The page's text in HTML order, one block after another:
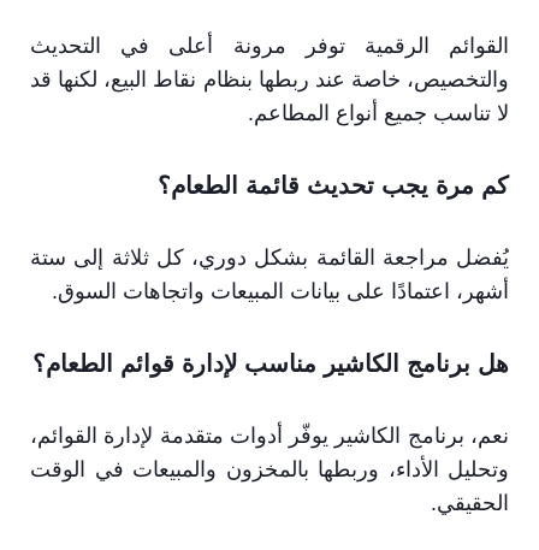
القوائم الرقمية توفر مرونة أعلى في التحديث
والتخصيص، خاصة عند ربطها بنظام نقاط البيع، لكنها قد
لا تناسب جميع أنواع المطاعم.
كم مرة يجب تحديث قائمة الطعام؟
يُفضل مراجعة القائمة بشكل دوري، كل ثلاثة إلى ستة
أشهر، اعتمادًا على بيانات المبيعات واتجاهات السوق.
هل برنامج الكاشير مناسب لإدارة قوائم الطعام؟
نعم، برنامج الكاشير يوفّر أدوات متقدمة لإدارة القوائم،
وتحليل الأداء، وربطها بالمخزون والمبيعات في الوقت
الحقيقي.